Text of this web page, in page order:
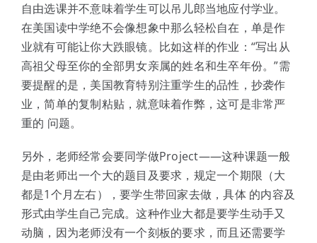
自由选课并不意味着学生可以吊儿郎当地应付学业。
在美国读中学绝不会像想象中那么轻松自在，单是作
业就有可能让你大跌眼镜。比如这样的作业：“写出从
高祖父母至你的全部男女亲属的姓名和生卒年份。”需
要提醒的是，美国教育特别注重学生的品性，抄袭作
业，简单的复制粘贴，就意味着作弊，这可是非常严
重的 问题。
另外，老师经常会要同学做Project——这种课题一般
是由老师出一个大的题目及要求，规定一个期限（大
都是1个月左右），要学生带回家去做，具体 的内容及
形式由学生自己完成。这种作业大都是要学生动手又
动脑，因为老师没有一个刻板的要求，而且还需要学